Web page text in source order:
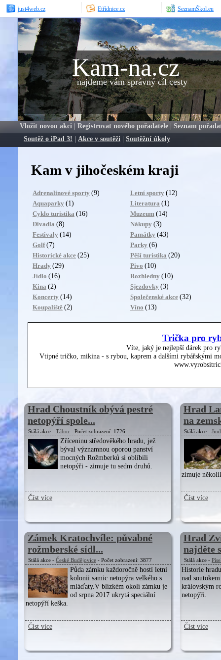
just4web.cz Etřídnice.cz SeznamŠkol.eu
Kam-na.cz
najdeme vám správný cíl cesty
Vložit novou akci | Registrovat nového pořadatele | Seznam
Soutěž o iPad 3! | Akce v soutěži | Soutěžní úkoly
Kam v jihočeském kraji
Adrenalinové sporty (9)
Aquaparky (1)
Cyklo turistika (16)
Divadla (8)
Festivaly (14)
Golf (7)
Historické akce (25)
Hrady (29)
Jídlo (16)
Kina (2)
Koncerty (14)
Koupaliště (2)
Letní sporty (12)
Literatura (1)
Muzeum (14)
Nákupy (3)
Památky (43)
Parky (6)
Pěší turistika (20)
Pivo (10)
Rozhledny (10)
Sjezdovky (3)
Společenské akce (32)
Víno (13)
Trička pro
Víte, jaký je nejlepší dárek pro
Vtipné tričko, mikina - s rybou, kaprem a dalšími rybářskými
Hrad Choustník obývá pestré
netopýří spole...
Stálá akce - Tábor - Počet zobrazení: 1726
Zříceninu středověkého hradu, jež
býval významnou oporou panství
mocných Rožmberků si oblíbili
netopýři - zimuje tu sedm druhů.
Číst více
Hrad
na
Stálá akce -
zimuje
Číst více
Zámek Kratochvíle: půvabné
rožmberské sídl...
Stálá akce - České Budějovice - Počet zobrazení: 3877
Půda zámku každoročně hostí letní
kolonii samic netopýra velkého s
mláďaty.V blízkém okolí zámku je
od srpna 2017 ukrytá speciální
netopýří keška.
Číst více
Hrad
najděte
Stálá akce -
Historie
nad
královským
netopýři.
Číst více